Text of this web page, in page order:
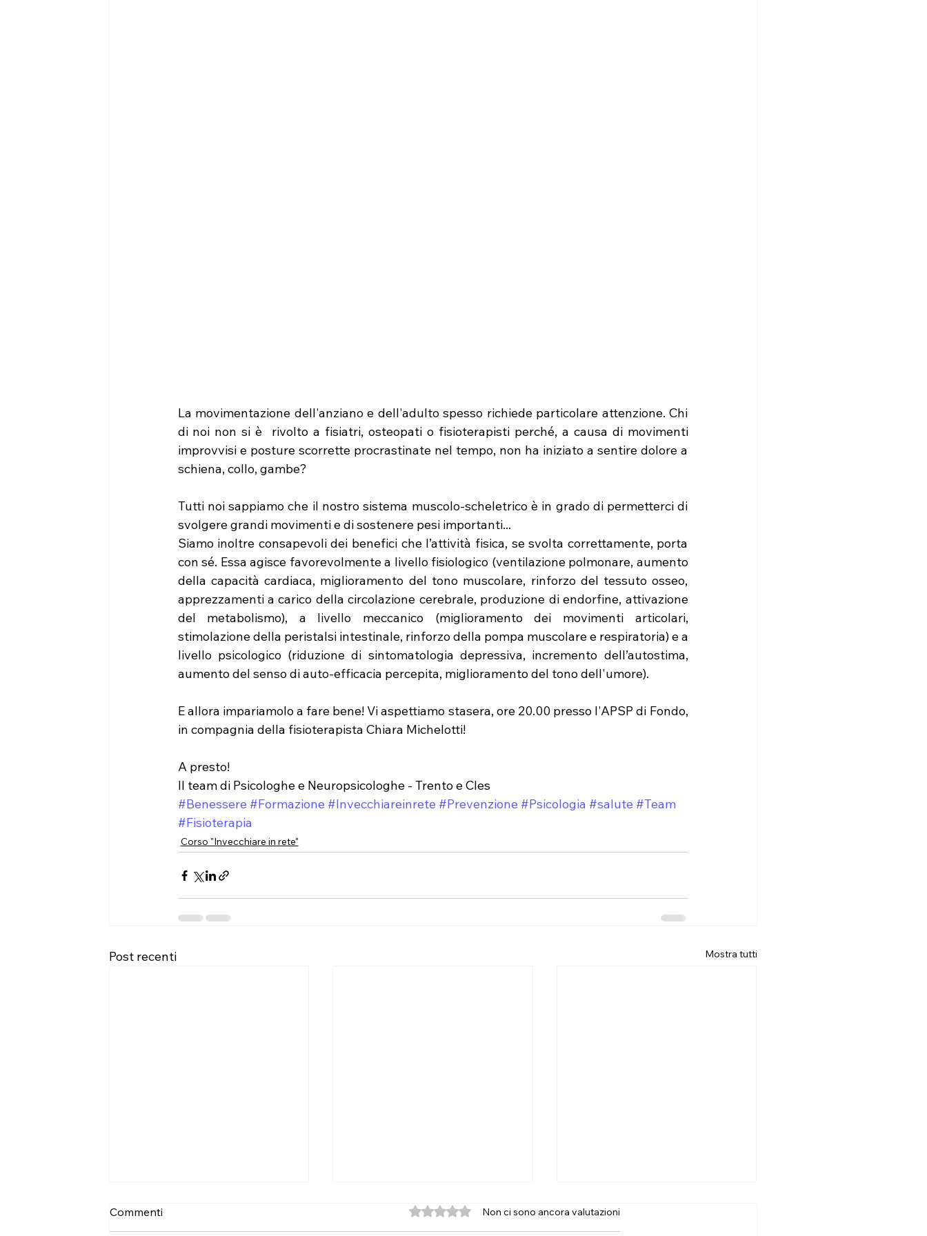
La movimentazione dell'anziano e dell'adulto spesso richiede particolare attenzione. Chi
di noi non si è  rivolto a fisiatri, osteopati o fisioterapisti perché, a causa di movimenti
improvvisi e posture scorrette procrastinate nel tempo, non ha iniziato a sentire dolore a
schiena, collo, gambe?
Tutti noi sappiamo che il nostro sistema muscolo-scheletrico è in grado di permetterci di
svolgere grandi movimenti e di sostenere pesi importanti...
Siamo inoltre consapevoli dei benefici che l’attività fisica, se svolta correttamente, porta
con sé. Essa agisce favorevolmente a livello fisiologico (ventilazione polmonare, aumento
della capacità cardiaca, miglioramento del tono muscolare, rinforzo del tessuto osseo,
apprezzamenti a carico della circolazione cerebrale, produzione di endorfine, attivazione
del metabolismo), a livello meccanico (miglioramento dei movimenti articolari,
stimolazione della peristalsi intestinale, rinforzo della pompa muscolare e respiratoria) e a
livello psicologico (riduzione di sintomatologia depressiva, incremento dell’autostima,
aumento del senso di auto-efficacia percepita, miglioramento del tono dell'umore).
E allora impariamolo a fare bene! Vi aspettiamo stasera, ore 20.00 presso l'APSP di Fondo,
in compagnia della fisioterapista Chiara Michelotti!
A presto!
Il team di Psicologhe e Neuropsicologhe - Trento e Cles
#Benessere #Formazione #Invecchiareinrete #Prevenzione #Psicologia #salute #Team
#Fisioterapia
Corso "Invecchiare in rete"
Post recenti Mostra tutti
Commenti Valutazione 0 stelle su 5.Non ci sono ancora valutazioni